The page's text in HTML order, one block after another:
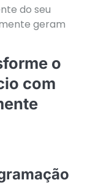
do seu
geram
o
com